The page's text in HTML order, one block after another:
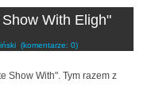
With Eligh"
(komentarze: 0)
Show With". Tym razem z